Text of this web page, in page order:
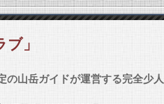
」
の山岳ガイドが運営する完全少